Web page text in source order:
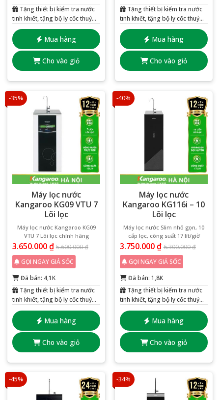
Mua hàng
Cho vào giỏ
Tặng thiết bị kiểm tra nước
tinh khiết, tặng bộ ly cốc thuỷ
tinh 6 chiếc
Mua hàng
Cho vào giỏ
Tặng thiết bị kiểm tra nước
tinh khiết, tặng bộ ly cốc thuỷ
tinh 6 chiếc
-35%
Máy lọc nước
Kangaroo KG09 VTU 7
Lõi lọc
Máy lọc nước Kangaroo KG09
VTU 7 Lõi lọc chính hãng
3.650.000₫ 5.600.000₫
Mua hàng
Cho vào giỏ
GỌI NGAY GIÁ SỐC
Đã bán: 4,1K
Tặng thiết bị kiểm tra nước
tinh khiết, tặng bộ ly cốc thuỷ
tinh 6 chiếc
-40%
Máy lọc nước
Kangaroo KG116i – 10
Lõi lọc
Máy lọc nước Slim nhỏ gọn, 10
cấp lọc, công suất 17 lít/giờ
3.750.000₫ 6.300.000₫
Mua hàng
Cho vào giỏ
GỌI NGAY GIÁ SỐC
Đã bán: 1,8K
Tặng thiết bị kiểm tra nước
tinh khiết, tặng bộ ly cốc thuỷ
tinh 6 chiếc
-45% -34%